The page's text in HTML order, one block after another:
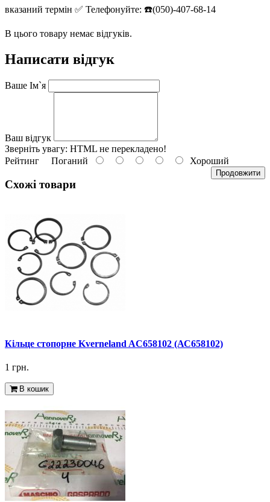
вказаний термін ✅ Телефонуйте: ☎️(050)-407-68-14
В цього товару немає відгуків.
Написати відгук
Ваше Ім`я
Ваш відгук
Зверніть увагу: HTML не перекладено!
Рейтинг Поганий Хороший
Продовжити
Схожі товари
Кільце стопорне Kverneland AC658102 (АС658102)
1 грн.
В кошик